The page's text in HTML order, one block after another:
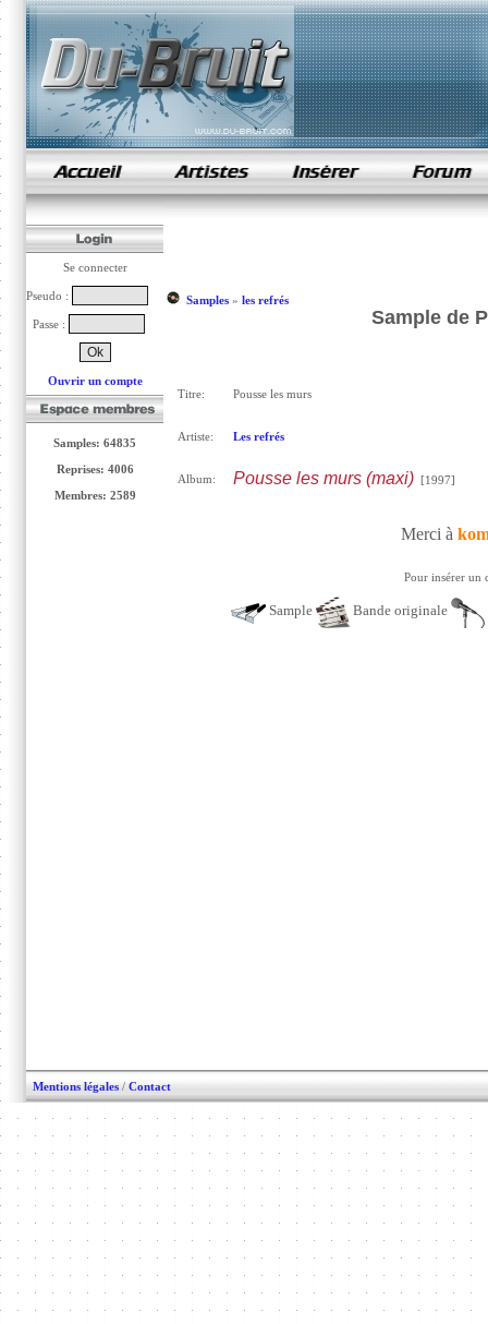
samples de rap
Se connecter
Pseudo :
Passe :
Ouvrir un compte
Samples: 64835
Reprises: 4006
Membres: 2589
Samples» les refrés
Sample de
Titre: Pousse les murs
Artiste: Les refrés
Album: Pousse les murs (maxi)[1997]
Merci à
Pour insérer un
Sample Bande originale
Mentions légales / Contact